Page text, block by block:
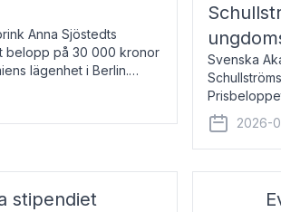
Anna Sjöstedts
belopp på 30 000 kronor
lägenhet i Berlin.
Svenska
författare
2026-
stipendiet